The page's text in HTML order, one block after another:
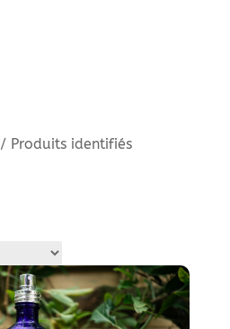
/ Produits identifiés